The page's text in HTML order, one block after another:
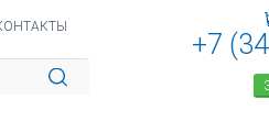
+7
ДЛЯ ЧЕР